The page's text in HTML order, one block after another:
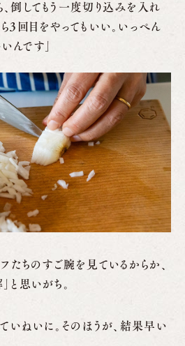
、倒してもう一度切り込みを入れ
3回目をやってもいい。いっぺん
んです」
フたちのすご腕を見ているからか、
と思いがち。
ていねいに。そのほうが、結果早い